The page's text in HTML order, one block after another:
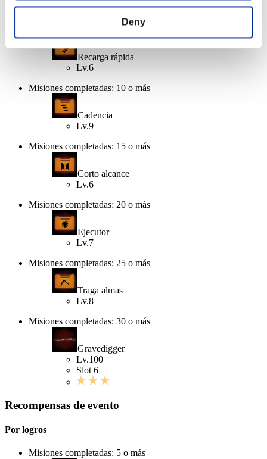
Deny
Por logros
Misiones completadas: 5 o más
Recarga rápida
Lv.6
Misiones completadas: 10 o más
Cadencia
Lv.9
Misiones completadas: 15 o más
Corto alcance
Lv.6
Misiones completadas: 20 o más
Ejecutor
Lv.7
Misiones completadas: 25 o más
Traga almas
Lv.8
Misiones completadas: 30 o más
Gravedigger
Lv.100
Slot 6
Recompensas de evento
Por logros
Misiones completadas: 5 o más